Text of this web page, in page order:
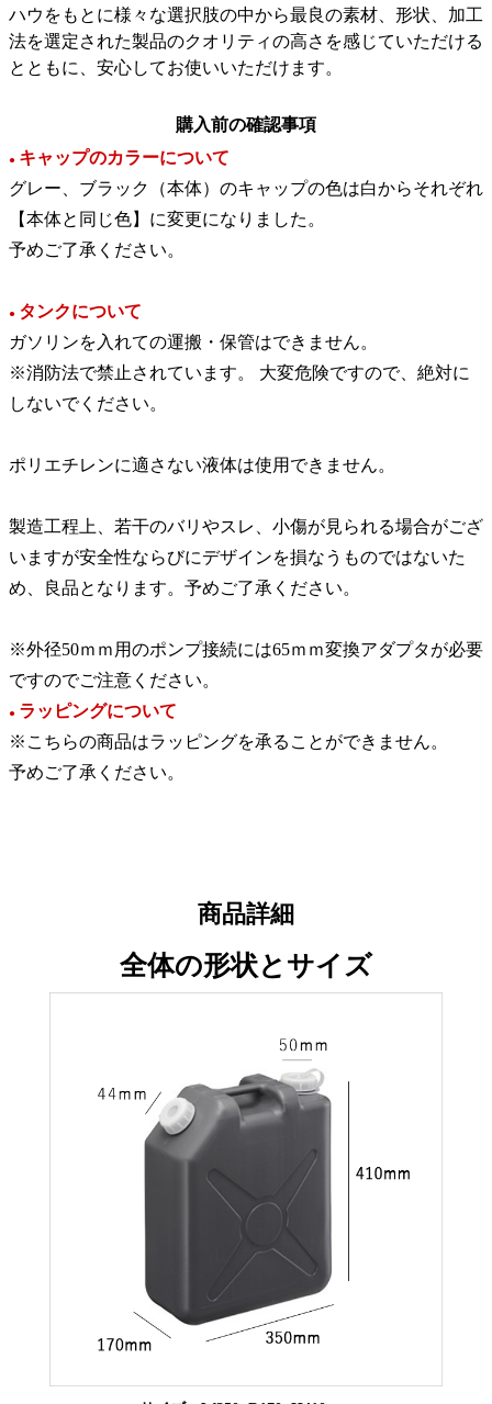
ハウをもとに様々な選択肢の中から最良の素材、形状、加工
法を選定された製品のクオリティの高さを感じていただける
とともに、安心してお使いいただけます。
購入前の確認事項
● キャップのカラーについて
グレー、ブラック（本体）のキャップの色は白からそれぞれ
【本体と同じ色】に変更になりました。
予めご了承ください。
● タンクについて
ガソリンを入れての運搬・保管はできません。
※消防法で禁止されています。 大変危険ですので、絶対に
しないでください。
ポリエチレンに適さない液体は使用できません。
製造工程上、若干のバリやスレ、小傷が見られる場合がござ
いますが安全性ならびにデザインを損なうものではないた
め、良品となります。予めご了承ください。
※外径50ｍｍ用のポンプ接続には65ｍｍ変換アダプタが必要
ですのでご注意ください。
● ラッピングについて
※こちらの商品はラッピングを承ることができません。
予めご了承ください。
商品詳細
全体の形状とサイズ